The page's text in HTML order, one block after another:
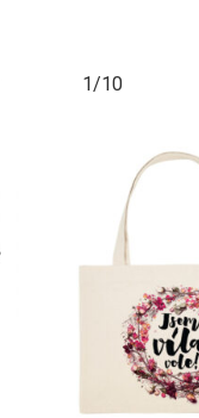
1/10